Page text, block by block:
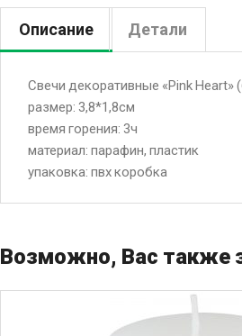
Описание Детали
Свечи декоративные «Pink Heart»
размер: 3,8*1,8см
время горения: 3ч
материал: парафин, пластик
упаковка: пвх коробка
Возможно, Вас также